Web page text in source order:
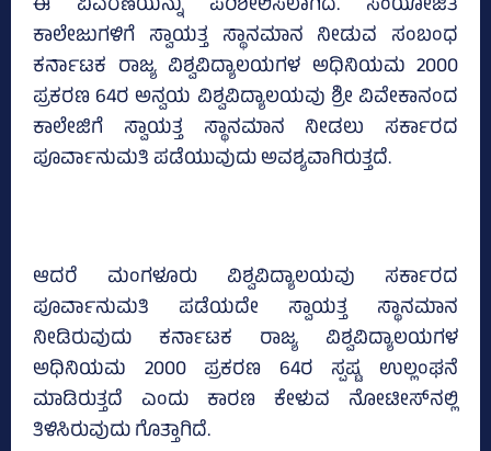
ಈ ವಿವರಣೆಯನ್ನು ಪರಿಶೀಲಿಸಲಾಗಿದೆ. ಸಂಯೋಜಿತ
ಕಾಲೇಜುಗಳಿಗೆ ಸ್ವಾಯತ್ತ ಸ್ಥಾನಮಾನ ನೀಡುವ ಸಂಬಂಧ
ಕರ್ನಾಟಕ ರಾಜ್ಯ ವಿಶ್ವವಿದ್ಯಾಲಯಗಳ ಅಧಿನಿಯಮ 2000
ಪ್ರಕರಣ 64ರ ಅನ್ವಯ ವಿಶ್ವವಿದ್ಯಾಲಯವು ಶ್ರೀ ವಿವೇಕಾನಂದ
ಕಾಲೇಜಿಗೆ ಸ್ವಾಯತ್ತ ಸ್ಥಾನಮಾನ ನೀಡಲು ಸರ್ಕಾರದ
ಪೂರ್ವಾನುಮತಿ ಪಡೆಯುವುದು ಅವಶ್ಯವಾಗಿರುತ್ತದೆ.
ಆದರೆ ಮಂಗಳೂರು ವಿಶ್ವವಿದ್ಯಾಲಯವು ಸರ್ಕಾರದ
ಪೂರ್ವಾನುಮತಿ ಪಡೆಯದೇ ಸ್ವಾಯತ್ತ ಸ್ಥಾನಮಾನ
ನೀಡಿರುವುದು ಕರ್ನಾಟಕ ರಾಜ್ಯ ವಿಶ್ವವಿದ್ಯಾಲಯಗಳ
ಅಧಿನಿಯಮ 2000 ಪ್ರಕರಣ 64ರ ಸ್ಪಷ್ಟ ಉಲ್ಲಂಘನೆ
ಮಾಡಿರುತ್ತದೆ ಎಂದು ಕಾರಣ ಕೇಳುವ ನೋಟೀಸ್‌ನಲ್ಲಿ
ತಿಳಿಸಿರುವುದು ಗೊತ್ತಾಗಿದೆ.